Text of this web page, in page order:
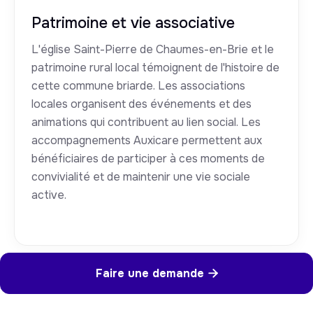
Patrimoine et vie associative
L'église Saint-Pierre de Chaumes-en-Brie et le
patrimoine rural local témoignent de l'histoire de
cette commune briarde. Les associations
locales organisent des événements et des
animations qui contribuent au lien social. Les
accompagnements Auxicare permettent aux
bénéficiaires de participer à ces moments de
convivialité et de maintenir une vie sociale
active.
Faire une demande 